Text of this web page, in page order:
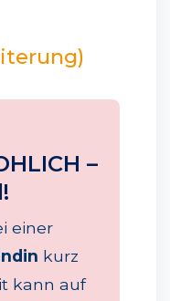
–
einer
kurz
kann auf